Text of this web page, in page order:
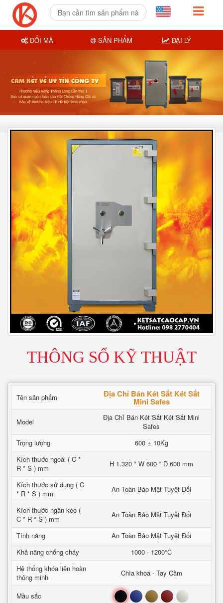
THÔNG SỐ KỸ THUẬT
Tên sản phẩm Địa Chỉ Bán Két Sắt Két Sắt
Mini Safes
Model
Địa Chỉ Bán Két Sắt Két Sắt Mini
Safes
Trọng lượng
600 ± 10Kg
Kích thước ngoài ( C *
R * S ) mm
H 1.320 * W 600 * D 600 mm
Kích thước sử dụng ( C
* R * S ) mm
An Toàn Bảo Mật Tuyệt Đối
Kích thước ngăn kéo (
C * R * S ) mm
An Toàn Bảo Mật Tuyệt Đối
Tính năng
An Toàn Bảo Mật Tuyệt Đối
Khả năng chống cháy
1000 - 1200°C
Hệ thống khóa liên hoàn
thông minh
Chìa khoá - Tay Cầm
Mầu sắc Đen Xanh Nâu Đỏ Trắng
ĐỔI MÃ SẢN PHẨM ĐẠI LÝ